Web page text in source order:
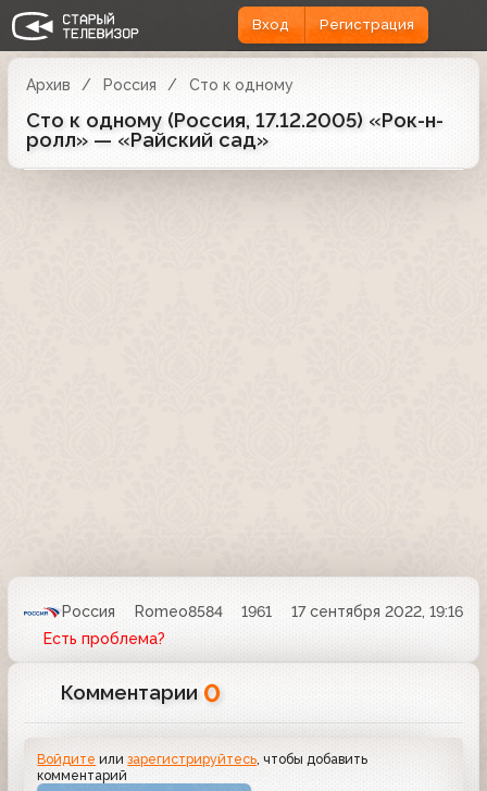
Вход Регистрация
Архив Россия Сто к одному
Сто к одному (Россия, 17.12.2005) «Рок-н-
ролл» — «Райский сад»
Россия Romeo8584 1961
17 сентября 2022, 19:16
Есть проблема?
Комментарии 0
Войдите илизарегистрируйтесь , чтобы добавить
комментарий